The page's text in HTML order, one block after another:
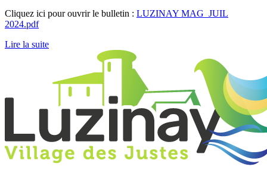
Cliquez ici pour ouvrir le bulletin : LUZINAY MAG_JUIL
2024.pdf
Lire la suite